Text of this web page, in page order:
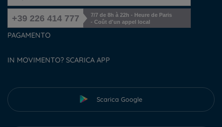
+39 226 414 777
7/7 de 8h à 22h - Heure de Paris
- Coût d'un appel local
PAGAMENTO
IN MOVIMENTO? SCARICA APP
Scarica Google